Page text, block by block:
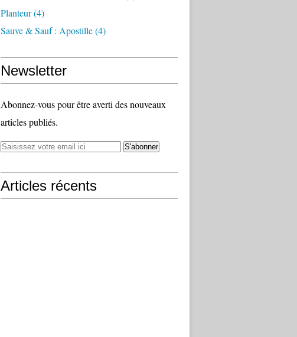
Planteur(4)
Sauve & Sauf : Apostille(4)
Newsletter
Abonnez-vous pour être averti des nouveaux
articles publiés.
Articles récents